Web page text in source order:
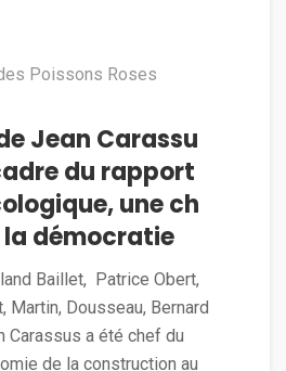
Poissons Roses
Jean Carassu
du rapport
une ch
démocratie
Baillet, Patrice Obert,
Martin, Dousseau, Bernard
Carassus a été chef du
de la construction au